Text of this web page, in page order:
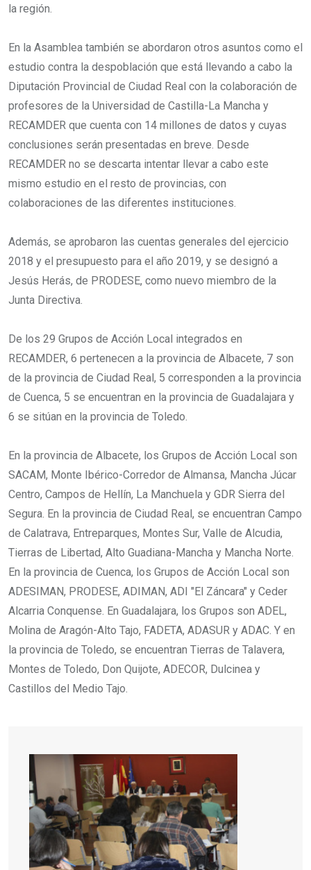
la región.
En la Asamblea también se abordaron otros asuntos como el
estudio contra la despoblación que está llevando a cabo la
Diputación Provincial de Ciudad Real con la colaboración de
profesores de la Universidad de Castilla-La Mancha y
RECAMDER que cuenta con 14 millones de datos y cuyas
conclusiones serán presentadas en breve. Desde
RECAMDER no se descarta intentar llevar a cabo este
mismo estudio en el resto de provincias, con
colaboraciones de las diferentes instituciones.
Además, se aprobaron las cuentas generales del ejercicio
2018 y el presupuesto para el año 2019, y se designó a
Jesús Herás, de PRODESE, como nuevo miembro de la
Junta Directiva.
De los 29 Grupos de Acción Local integrados en
RECAMDER, 6 pertenecen a la provincia de Albacete, 7 son
de la provincia de Ciudad Real, 5 corresponden a la provincia
de Cuenca, 5 se encuentran en la provincia de Guadalajara y
6 se sitúan en la provincia de Toledo.
En la provincia de Albacete, los Grupos de Acción Local son
SACAM, Monte Ibérico-Corredor de Almansa, Mancha Júcar
Centro, Campos de Hellín, La Manchuela y GDR Sierra del
Segura. En la provincia de Ciudad Real, se encuentran Campo
de Calatrava, Entreparques, Montes Sur, Valle de Alcudia,
Tierras de Libertad, Alto Guadiana-Mancha y Mancha Norte.
En la provincia de Cuenca, los Grupos de Acción Local son
ADESIMAN, PRODESE, ADIMAN, ADI "El Záncara" y Ceder
Alcarria Conquense. En Guadalajara, los Grupos son ADEL,
Molina de Aragón-Alto Tajo, FADETA, ADASUR y ADAC. Y en
la provincia de Toledo, se encuentran Tierras de Talavera,
Montes de Toledo, Don Quijote, ADECOR, Dulcinea y
Castillos del Medio Tajo.